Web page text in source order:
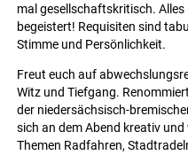
mal gesellschaftskritisch.
begeistert! Requisiten sind
Stimme und Persönlichkeit.
Freut euch auf
Witz und Tiefgang.
der niedersächsisch-
sich an dem Abend kreativ
Themen Radfahren,